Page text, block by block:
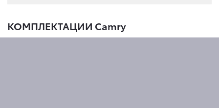
КОМПЛЕКТАЦИИ Camry